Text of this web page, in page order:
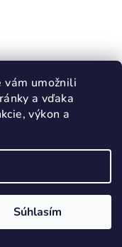
vám umožnili
a vďaka
výkon a
Súhlasím